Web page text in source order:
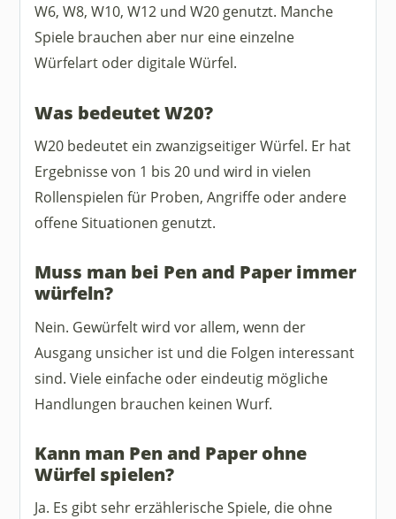
W6, W8, W10, W12 und W20 genutzt. Manche
Spiele brauchen aber nur eine einzelne
Würfelart oder digitale Würfel.
Was bedeutet W20?
W20 bedeutet ein zwanzigseitiger Würfel. Er hat
Ergebnisse von 1 bis 20 und wird in vielen
Rollenspielen für Proben, Angriffe oder andere
offene Situationen genutzt.
Muss man bei Pen and Paper immer
würfeln?
Nein. Gewürfelt wird vor allem, wenn der
Ausgang unsicher ist und die Folgen interessant
sind. Viele einfache oder eindeutig mögliche
Handlungen brauchen keinen Wurf.
Kann man Pen and Paper ohne
Würfel spielen?
Ja. Es gibt sehr erzählerische Spiele, die ohne